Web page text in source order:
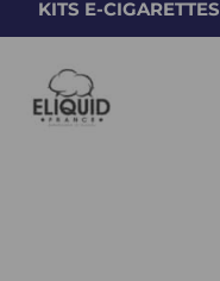
KITS E-CIGARETTES